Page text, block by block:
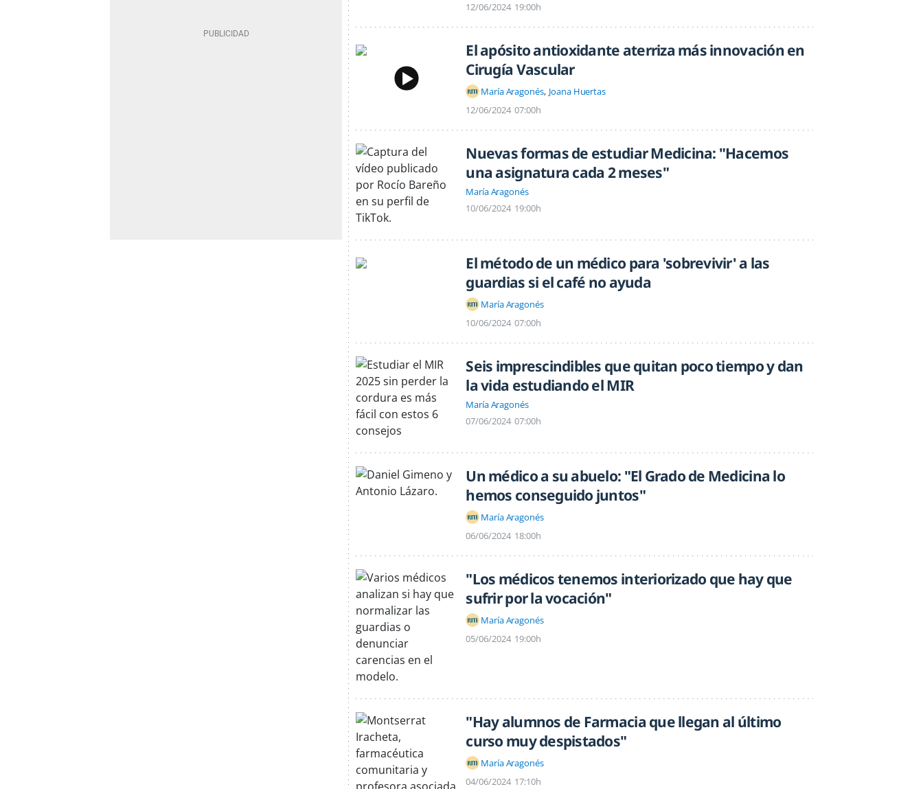
12/06/2024 19:00h
El apósito antioxidante aterriza más innovación en
Cirugía Vascular
María Aragonés Joana Huertas
12/06/2024 07:00h
Nuevas formas de estudiar Medicina: "Hacemos
una asignatura cada 2 meses"
María Aragonés
10/06/2024 19:00h
El método de un médico para 'sobrevivir' a las
guardias si el café no ayuda
María Aragonés
10/06/2024 07:00h
Seis imprescindibles que quitan poco tiempo y dan
la vida estudiando el MIR
María Aragonés
07/06/2024 07:00h
Un médico a su abuelo: "El Grado de Medicina lo
hemos conseguido juntos"
María Aragonés
06/06/2024 18:00h
"Los médicos tenemos interiorizado que hay que
sufrir por la vocación"
María Aragonés
05/06/2024 19:00h
"Hay alumnos de Farmacia que llegan al último
curso muy despistados"
María Aragonés
04/06/2024 17:10h